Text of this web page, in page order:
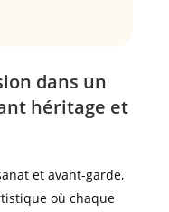
dans un
héritage et
et avant-garde,
où chaque